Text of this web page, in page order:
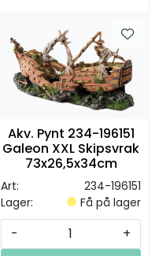
Akv. Pynt 234-196151
Galeon XXL Skipsvrak
73x26,5x34cm
Art:
234-196151
Lager:
Få på lager
-
+